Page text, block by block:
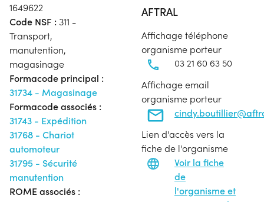
1649622
Code NSF : 311 -
Transport,
manutention,
magasinage
Formacode principal :
31734 - Magasinage
Formacode associés :
31743 - Expédition
31768 - Chariot
automoteur
31795 - Sécurité
manutention
ROME associés :
AFTRAL
Affichage téléphone
organisme porteur
03 21 60 63 50
Affichage email
organisme porteur
Lien d'accès vers la
fiche de l'organisme
Voir la fiche
de
l'organisme et